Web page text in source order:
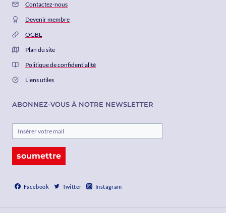
Contactez-nous
Devenir membre
OGBL
Plan du site
Politique de confidentialité
Liens utiles
ABONNEZ-VOUS À NOTRE NEWSLETTER
soumettre
Facebook Twitter Instagram